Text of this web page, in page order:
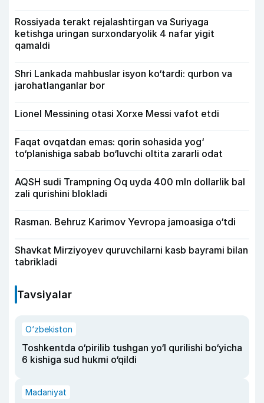
Rossiyada terakt rejalashtirgan va Suriyaga
ketishga uringan surxondaryolik 4 nafar yigit
qamaldi
Shri Lankada mahbuslar isyon ko‘tardi: qurbon va
jarohatlanganlar bor
Lionel Messining otasi Xorxe Messi vafot etdi
Faqat ovqatdan emas: qorin sohasida yog‘
to‘planishiga sabab bo‘luvchi oltita zararli odat
AQSH sudi Trampning Oq uyda 400 mln dollarlik bal
zali qurishini blokladi
Rasman. Behruz Karimov Yevropa jamoasiga o‘tdi
Shavkat Mirziyoyev quruvchilarni kasb bayrami bilan
tabrikladi
Tavsiyalar
O‘zbekiston
Toshkentda o‘pirilib tushgan yo‘l qurilishi bo‘yicha
6 kishiga sud hukmi o‘qildi
Madaniyat